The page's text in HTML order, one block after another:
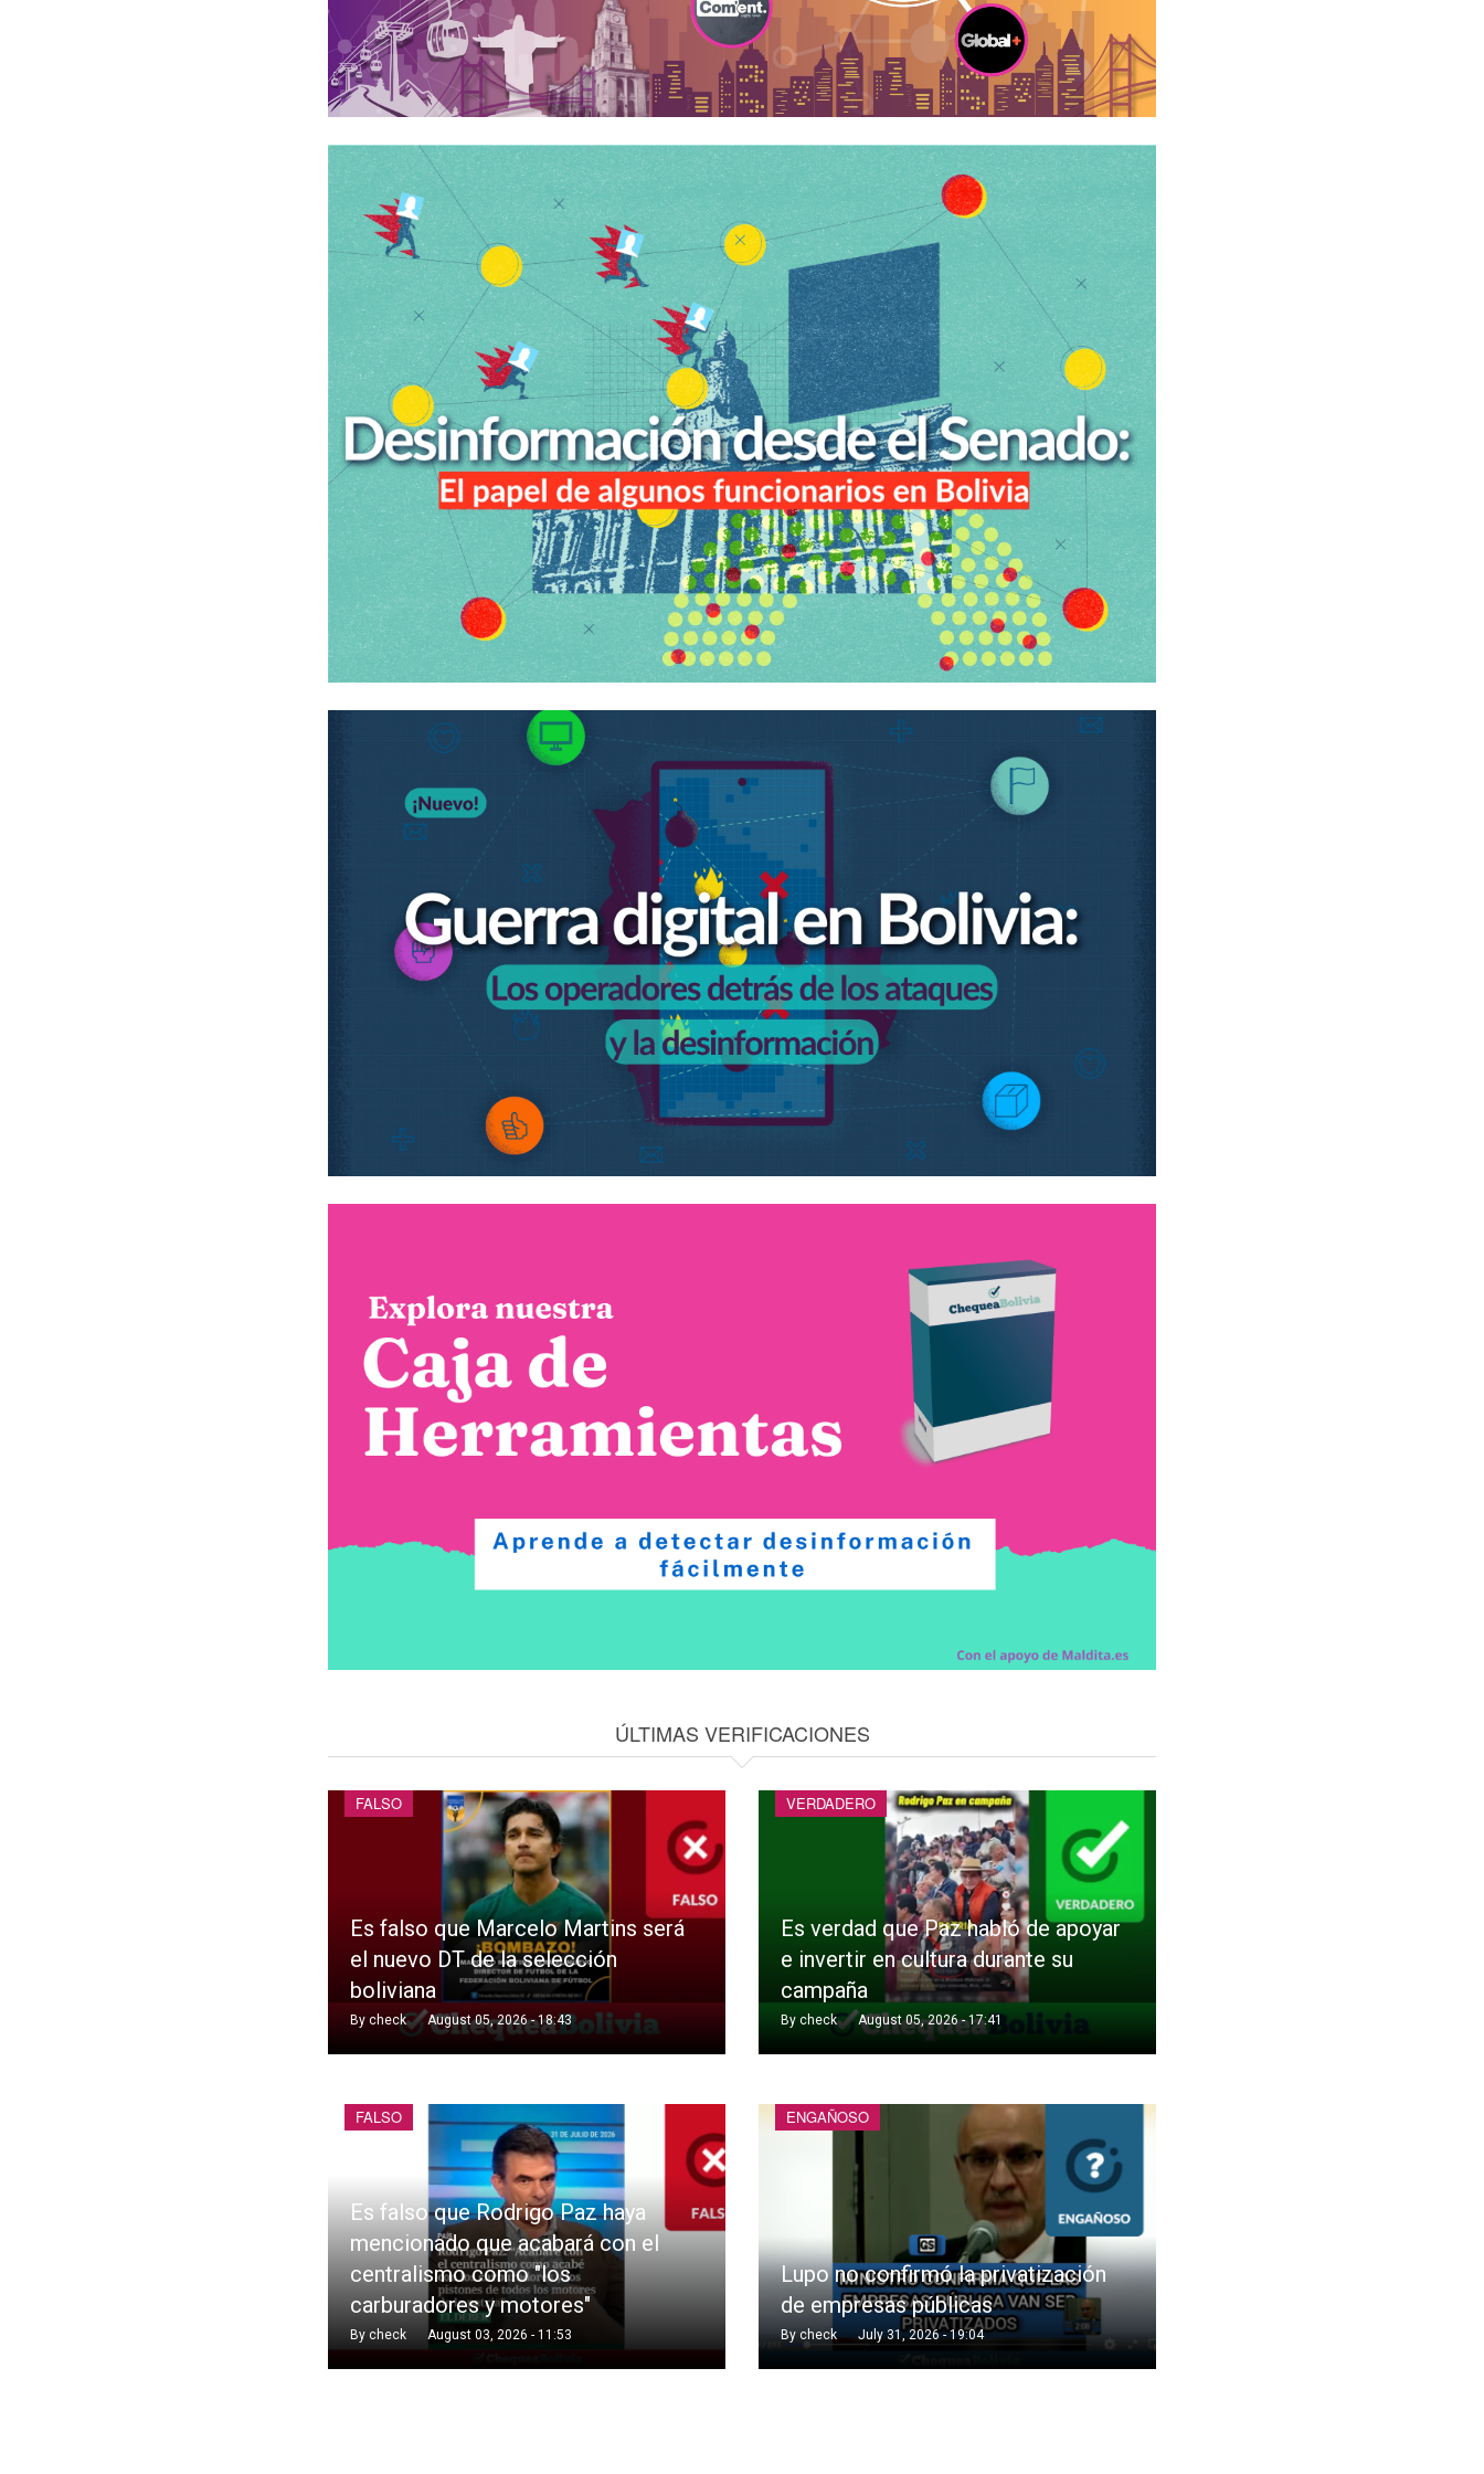
ÚLTIMAS VERIFICACIONES
FALSO
Es falso que Marcelo Martins será
el nuevo DT de la selección
boliviana
By check August 05, 2026 - 18:43
VERDADERO
Es verdad que Paz habló de apoyar
e invertir en cultura durante su
campaña
By check August 05, 2026 - 17:41
FALSO
Es falso que Rodrigo Paz haya
mencionado que acabará con el
centralismo como "los
carburadores y motores"
By check August 03, 2026 - 11:53
ENGAÑOSO
Lupo no confirmó la privatización
de empresas públicas
By check July 31, 2026 - 19:04